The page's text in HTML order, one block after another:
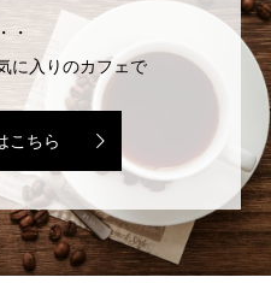
・
に入りのカフェで
こちら